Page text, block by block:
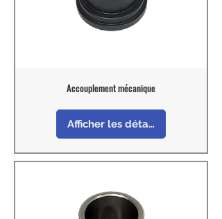
Accouplement mécanique
Afficher les détails